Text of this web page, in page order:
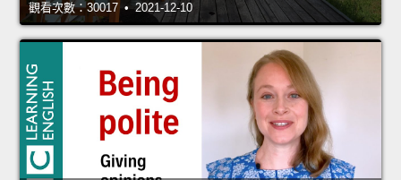
觀看次數：30017 • 2021-12-10